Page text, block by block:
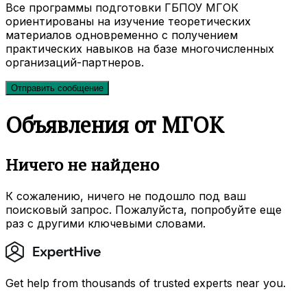
Все программы подготовки ГБПОУ МГОК
ориентированы на изучение теоретических
материалов одновременно с получением
практических навыков на базе многочисленных
организаций-партнеров.
Отправить сообщение
Объявления от МГОК
Ничего не найдено
К сожалению, ничего не подошло под ваш
поисковый запрос. Пожалуйста, попробуйте еще
раз с другими ключевыми словами.
Get help from thousands of trusted experts near you.